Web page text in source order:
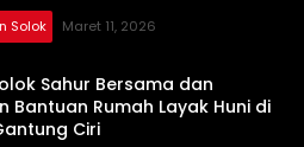
Solok Maret 11, 2026
Sahur Bersama dan
Bantuan Rumah Layak Huni di
Ciri